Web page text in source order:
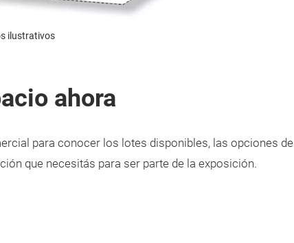
ilustrativos
ahora
para conocer los lotes disponibles, las opciones de
que necesitás para ser parte de la exposición.